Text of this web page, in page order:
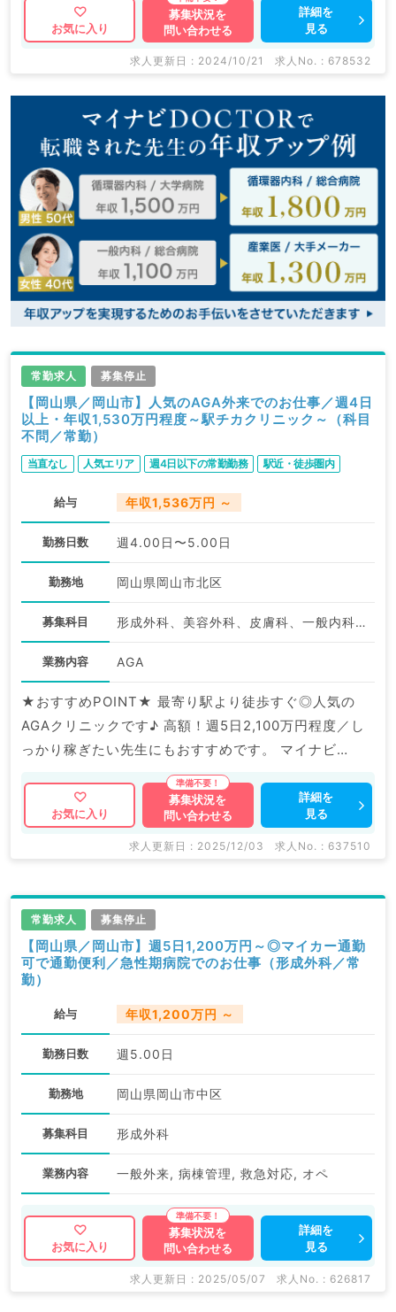
お気に入り
募集状況を
問い合わせる
詳細を
見る
求人更新日 : 2024/10/21 求人No. : 678532
常勤求人 募集停止
【岡山県／岡山市】人気のAGA外来でのお仕事／週4日
以上・年収1,530万円程度～駅チカクリニック～（科目
不問／常勤）
当直なし 人気エリア 週4日以下の常勤勤務 駅近・徒歩圏内
給与 年収1,536万円 ～
勤務日数 週4.00日〜5.00日
勤務地 岡山県岡山市北区
募集科目 形成外科、美容外科、皮膚科、一般内科、外科系全般、一般外科、美容皮膚科、科目不問
業務内容 AGA
★おすすめPOINT★ 最寄り駅より徒歩すぐ◎人気の
AGAクリニックです♪ 高額！週5日2,100万円程度／し
っかり稼ぎたい先生にもおすすめです。 マイナビ
DOCTORでは病院やクリニックなどの医療機関求人は
もちろんのこと、 掲載情報以外にも産業医等の企業系
求人も多数扱っています。 求人内容の詳細等はお気軽
にお問合せ下さい。
お気に入り
募集状況を
問い合わせる
詳細を
見る
求人更新日 : 2025/12/03 求人No. : 637510
常勤求人 募集停止
【岡山県／岡山市】週5日1,200万円～◎マイカー通勤
可で通勤便利／急性期病院でのお仕事（形成外科／常
勤）
給与 年収1,200万円 ～
勤務日数 週5.00日
勤務地 岡山県岡山市中区
募集科目 形成外科
業務内容 一般外来, 病棟管理, 救急対応, オペ
お気に入り
募集状況を
問い合わせる
詳細を
見る
求人更新日 : 2025/05/07 求人No. : 626817